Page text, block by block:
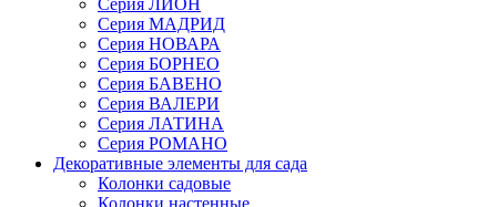
Серия ЛИОН
Серия МАДРИД
Серия НОВАРА
Серия БОРНЕО
Серия БАВЕНО
Серия ВАЛЕРИ
Серия ЛАТИНА
Серия РОМАНО
Декоративные элементы для сада
Колонки садовые
Колонки настенные